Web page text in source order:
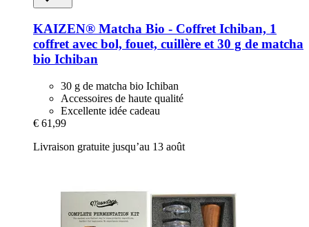
KAIZEN® Matcha Bio -​ Coffret Ichiban, 1
coffret avec bol, fouet, cuillère et 30 g de matcha
bio Ichiban
30 g de matcha bio Ichiban
Accessoires de haute qualité
Excellente idée cadeau
€ 61,99
Livraison gratuite jusqu’au 13 août